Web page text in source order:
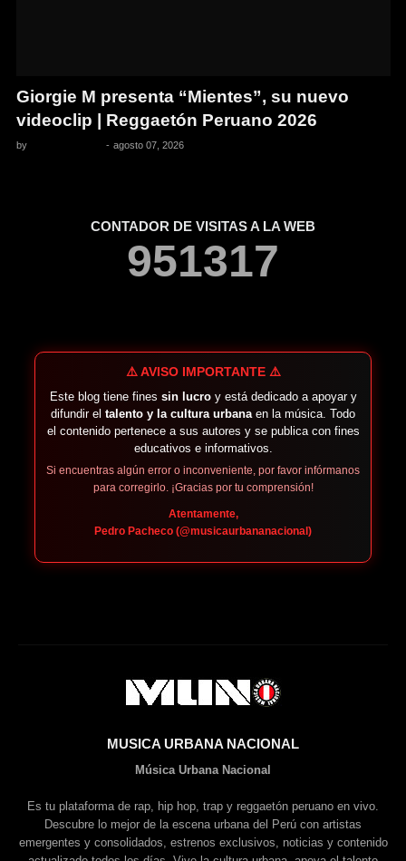
Giorgie M presenta “Mientes”, su nuevo
videoclip | Reggaetón Peruano 2026
by - agosto 07, 2026
CONTADOR DE VISITAS A LA WEB
951317
⚠️ AVISO IMPORTANTE ⚠️
Este blog tiene fines sin lucroy está dedicado a apoyar y
difundir el talento y la cultura urbanaen la música. Todo
el contenido pertenece a sus autores y se publica con fines
educativos e informativos.
Si encuentras algún error o inconveniente, por favor infórmanos
para corregirlo. ¡Gracias por tu comprensión!
Atentamente,
Pedro Pacheco (@musicaurbananacional)
MUSICA URBANA NACIONAL
Música Urbana Nacional
Es tu plataforma de rap, hip hop, trap y reggaetón peruano en vivo.
Descubre lo mejor de la escena urbana del Perú con artistas
emergentes y consolidados, estrenos exclusivos, noticias y contenido